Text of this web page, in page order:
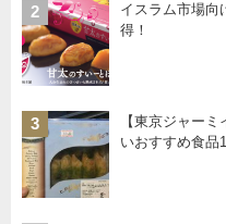
2
イスラム市場向
得！
3
【東京ジャー
いおすすめ食